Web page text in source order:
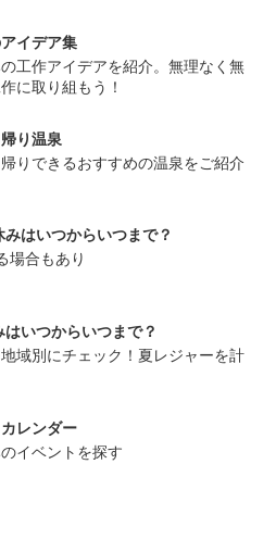
イデア集
工作アイデアを紹介。無理なく無
に取り組もう！
り温泉
りできるおすすめの温泉をご紹介
はいつからいつまで？
場合もあり
いつからいつまで？
域別にチェック！夏レジャーを計
レンダー
イベントを探す